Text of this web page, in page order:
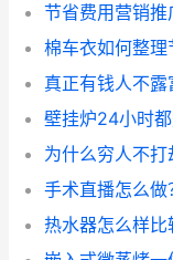
棉车衣如何整
真正有钱人不
壁挂炉24小时
为什么穷人不
手术直播怎么做